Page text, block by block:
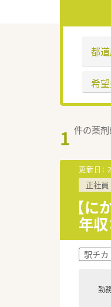
都
希
1 件の薬
更新日：
正社員
【
年
駅チカ
勤